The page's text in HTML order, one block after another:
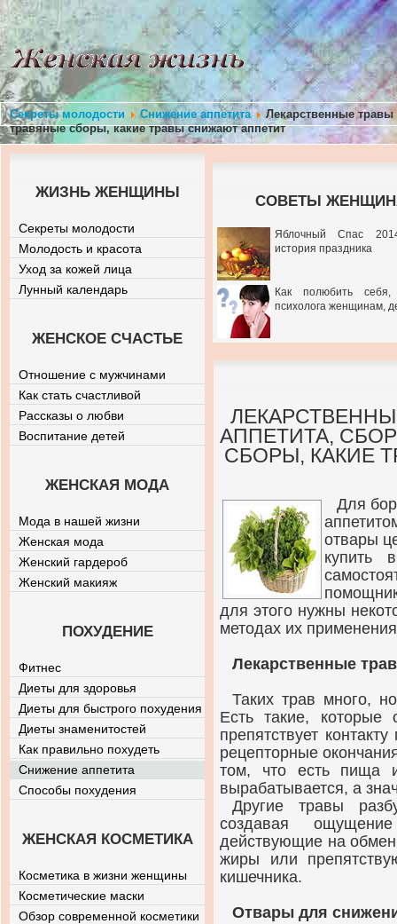
Секреты молодости Снижение аппетита
Лекарственные
травяные сборы, какие травы снижают аппетит
СОВЕТЫ
Яблочный Спас
история праздника
Как полюбить себя,
психолога женщинам,
АППЕТИТА,
СБОРЫ, КАКИЕ
Для
отвары
купить
для этого нужны
методах их
Лекарственные
Таких трав много,
Есть такие,
препятствует
рецепторные
том, что есть пища
вырабатывается, а
Другие травы
создавая
действующие на
жиры или
кишечника.
Отвары для
ЖИЗНЬ ЖЕНЩИНЫ
Секреты молодости
Молодость и красота
Уход за кожей лица
Лунный календарь
ЖЕНСКОЕ СЧАСТЬЕ
Отношение с мужчинами
Как стать счастливой
Рассказы о любви
Воспитание детей
ЖЕНСКАЯ МОДА
Мода в нашей жизни
Женская мода
Женский гардероб
Женский макияж
ПОХУДЕНИЕ
Фитнес
Диеты для здоровья
Диеты для быстрого похудения
Диеты знаменитостей
Как правильно похудеть
Снижение аппетита
Способы похудения
ЖЕНСКАЯ КОСМЕТИКА
Косметика в жизни женщины
Косметические маски
Обзор современной косметики